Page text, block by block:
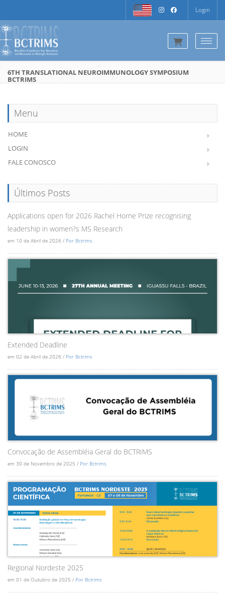
Login
6TH TRANSLATIONAL NEUROIMMUNOLOGY SYMPOSIUM
BCTRIMS
Menu
HOME
LOGIN
FALE CONOSCO
Últimos Posts
Applications open for 2026 Rachel Horne Prize recognising
leadership in women?s MS Research
em 10 de Abril de 2026 / Por Bctrims
Extended Deadline
em 02 de Abril de 2026 / Por Bctrims
Convocação de Assembléia Geral do BCTRIMS
em 30 de Novembro de 2025 / Por Bctrims
Regional Nordeste 2025
em 01 de Outubro de 2025 / Por Bctrims